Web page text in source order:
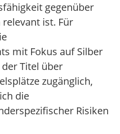
gegenüber
ist. Für
mit Fokus auf Silber
Titel über
zugänglich,
die
Risiken